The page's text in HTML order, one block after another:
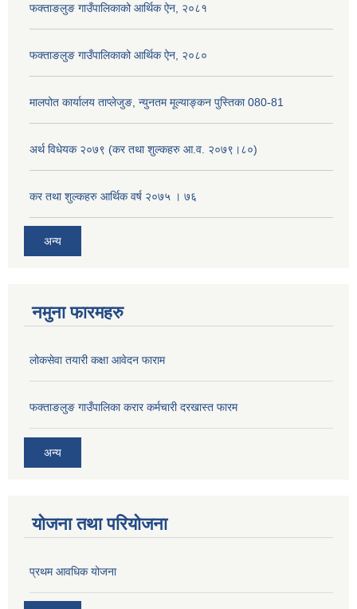
फक्ताङलुङ गाउँपालिकाको आर्थिक ऐन, २०८१
फक्ताङलुङ गाउँपालिकाको आर्थिक ऐन, २०८०
मालपोत कार्यालय ताप्लेजुङ, न्युनतम मूल्याङ्कन पुस्तिका 080-81
अर्थ विधेयक २०७९ (कर तथा शुल्कहरु आ.व. २०७९।८०)
कर तथा शुल्कहरु आर्थिक वर्ष २०७५ । ७६
अन्य
नमुना फारमहरु
लोकसेवा तयारी कक्षा आवेदन फाराम
फक्ताङलुङ गाउँपालिका करार कर्मचारी दरखास्त फारम
अन्य
योजना तथा परियोजना
प्रथम आवधिक योजना